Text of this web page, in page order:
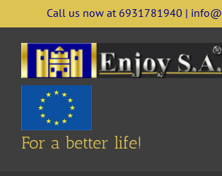
to
content
Call us now at 6931781940 |
For a better life!